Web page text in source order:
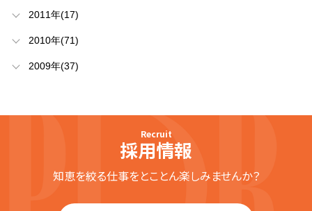
2011年(17)
2010年(71)
2009年(37)
Recruit
採用情報
知恵を絞る仕事をとことん楽しみませんか？